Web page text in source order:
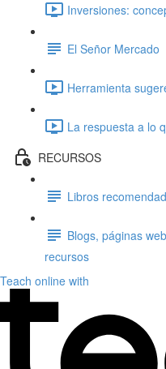
Inversiones:
El Señor Mercado
Herramienta
La respuesta a lo
RECURSOS
Libros
Blogs, páginas
recursos
Teach online with